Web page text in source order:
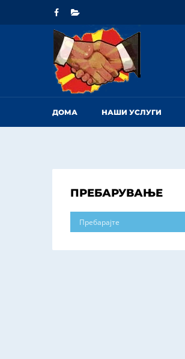
ДОМА НАШИ УСЛУГИ
ПРЕБАРУВАЊЕ